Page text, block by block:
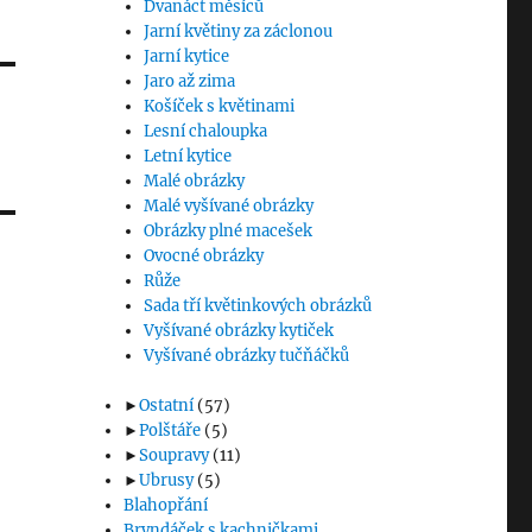
Dvanáct měsíců
Jarní květiny za záclonou
Jarní kytice
Jaro až zima
Košíček s květinami
Lesní chaloupka
Letní kytice
Malé obrázky
Malé vyšívané obrázky
Obrázky plné macešek
Ovocné obrázky
Růže
Sada tří květinkových obrázků
Vyšívané obrázky kytiček
Vyšívané obrázky tučňáčků
►Ostatní (57)
►Polštáře (5)
►Soupravy(11)
►Ubrusy(5)
Blahopřání